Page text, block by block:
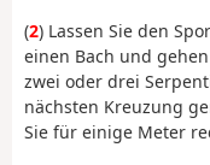
(2) Lassen Sie den
einen Bach und
zwei oder drei
nächsten Kreuzung
Sie für einige Meter